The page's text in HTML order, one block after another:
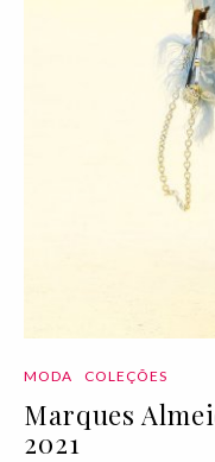
MODA COLEÇÕES
Marques
2021